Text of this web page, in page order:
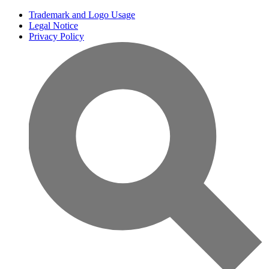
Trademark and Logo Usage
Legal Notice
Privacy Policy